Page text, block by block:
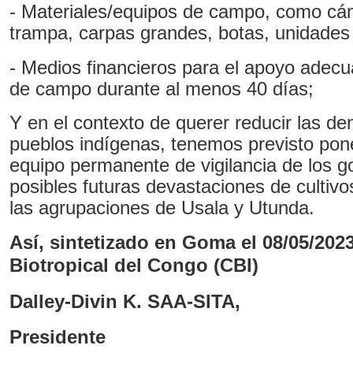
- Materiales/equipos de campo, como
trampa, carpas grandes, botas,
- Medios financieros para el apoyo
de campo durante al menos 40 días;
Y en el contexto de querer reducir las
pueblos indígenas, tenemos previsto
equipo permanente de vigilancia de los
posibles futuras devastaciones de
las agrupaciones de Usala y Utunda.
Así, sintetizado en Goma el 08/05/
Biotropical del Congo (CBI)
Dalley-Divin K. SAA-SITA,
Presidente